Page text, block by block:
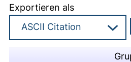
Exportieren als